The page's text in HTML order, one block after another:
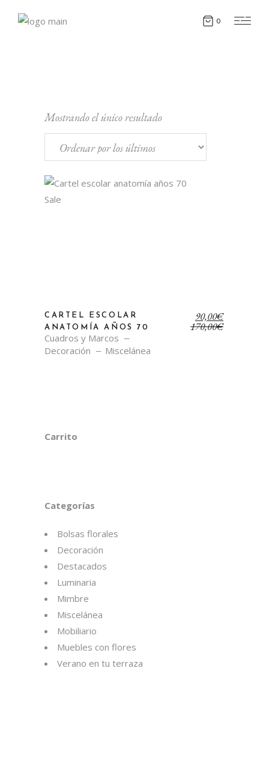
0
Mostrando el único resultado
Sale
CARTEL ESCOLAR
ANATOMÍA AÑOS 70
Cuadros y Marcos
Decoración
Miscelánea
170,00€
El
precio
90,00€El
precio
Carrito
Categorías
Bolsas florales
Decoración
Destacados
Luminaria
Mimbre
Miscelánea
Mobiliario
Muebles con flores
Verano en tu terraza